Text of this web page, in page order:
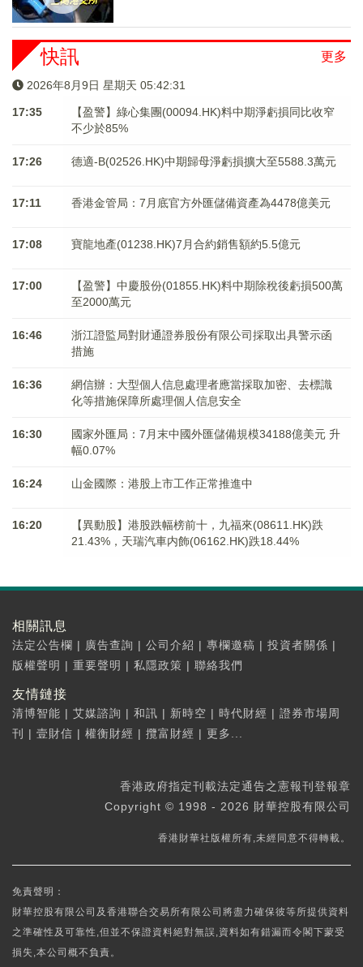
更多
快訊
2026年8月9日 星期天 05:42:31
17:35
【盈警】綠心集團(00094.HK)料中期淨虧損同比收窄
不少於85%
17:26 德適-B(02526.HK)中期歸母淨虧損擴大至5588.3萬元
17:11 香港金管局：7月底官方外匯儲備資產為4478億美元
17:08 寶龍地產(01238.HK)7月合約銷售額約5.5億元
17:00
【盈警】中慶股份(01855.HK)料中期除稅後虧損500萬
至2000萬元
16:46
浙江證監局對財通證券股份有限公司採取出具警示函
措施
16:36
網信辦：大型個人信息處理者應當採取加密、去標識
化等措施保障所處理個人信息安全
16:30
國家外匯局：7月末中國外匯儲備規模34188億美元 升
幅0.07%
16:24 山金國際：港股上市工作正常推進中
16:20
【異動股】港股跌幅榜前十，九福來(08611.HK)跌
21.43%，天瑞汽車内飾(06162.HK)跌18.44%
相關訊息
法定公告欄 | 廣告查詢 | 公司介紹 | 專欄邀稿 | 投資者關係 |
版權聲明 | 重要聲明 | 私隱政策 | 聯絡我們
友情鏈接
清博智能 | 艾媒諮詢 | 和訊 | 新時空 | 時代財經 | 證券市場周
刊
| 壹財信 | 權衡財經 | 攬富財經 | 更多...
香港政府指定刊載法定通告之憲報刊登報章
Copyright © 1998 - 2026 財華控股有限公司
香港財華社版權所有,未經同意不得轉載。
免責聲明：
財華控股有限公司及香港聯合交易所有限公司將盡力確保彼等所提供資料
之準確性及可靠性,但並不保證資料絕對無誤,資料如有錯漏而令閣下蒙受
損失,本公司概不負責。